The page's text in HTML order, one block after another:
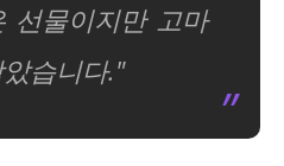
선물이지만 고마
습니다."